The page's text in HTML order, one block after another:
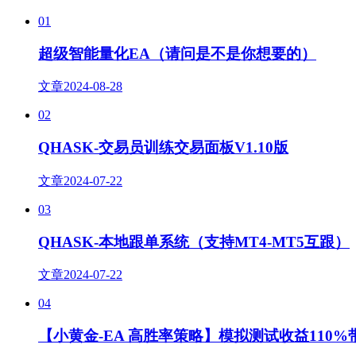
01
超级智能量化EA（请问是不是你想要的）
文章2024-08-28
02
QHASK-交易员训练交易面板V1.10版
文章2024-07-22
03
QHASK-本地跟单系统（支持MT4-MT5互跟）
文章2024-07-22
04
【小黄金-EA 高胜率策略】模拟测试收益110%